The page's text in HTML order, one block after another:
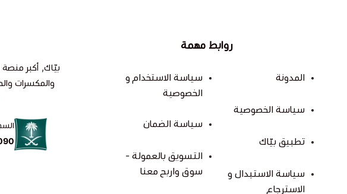
روابط مهمة
المدونة
سياسة الخصوصية
تطبيق بيّاك
سياسة الاستبدال و
الاسترجاع
سياسة الاستخدام و
الخصوصية
سياسة الضمان
التسويق بالعمولة -
سوق واربح معنا
بيّاك, أكبر
والمكسرات